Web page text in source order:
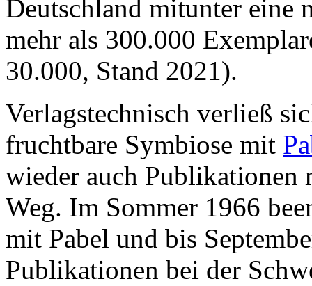
Deutschland mitunter eine
mehr als 300.000
30.000, Stand 2021).
Verlagstechnisch verließ
fruchtbare Symbiose mit
wieder auch Publikationen
Weg. Im Sommer 1966
mit Pabel und bis
Publikationen bei der